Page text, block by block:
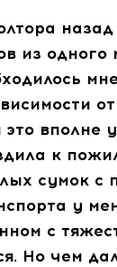
назад
из одного
вполне
к
сумок с
у
с
Но чем